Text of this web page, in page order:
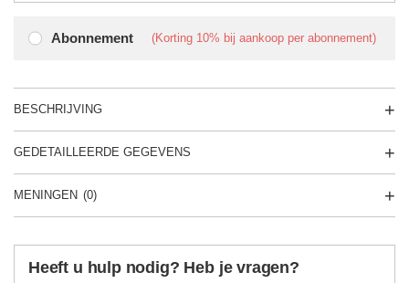
Abonnement (Korting 10% bij aankoop per abonnement)
BESCHRIJVING
GEDETAILLEERDE GEGEVENS
MENINGEN (0)
Heeft u hulp nodig? Heb je vragen?